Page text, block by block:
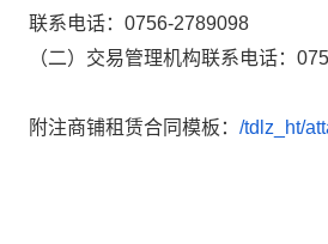
联系电话： 0756-2789098
（二）交易管理机构联系电话：
附注商铺租赁合同模板： /tdlz_ht/